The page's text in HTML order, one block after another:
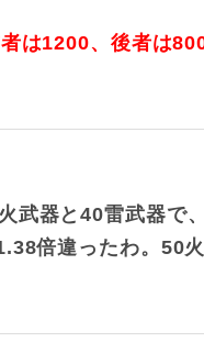
は1200、後者は
武器と40雷武器で
倍違ったわ。50